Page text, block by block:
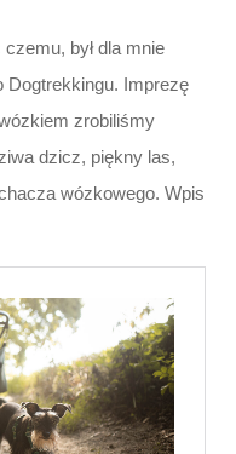
był dla mnie
Dogtrekkingu. Imprezę
zrobiliśmy
dzicz, piękny las,
wózkowego. Wpis